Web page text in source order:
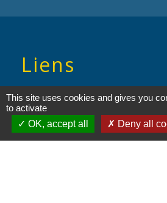
Liens
Oise mobilité
Service Public
Agence nationale des titres
This site uses cookies and gives you
to activate
OK, accept all
Deny all